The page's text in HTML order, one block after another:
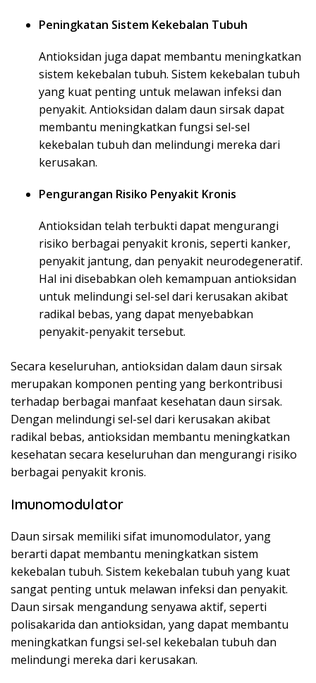
Peningkatan Sistem Kekebalan Tubuh
Antioksidan juga dapat membantu meningkatkan
sistem kekebalan tubuh. Sistem kekebalan tubuh
yang kuat penting untuk melawan infeksi dan
penyakit. Antioksidan dalam daun sirsak dapat
membantu meningkatkan fungsi sel-sel
kekebalan tubuh dan melindungi mereka dari
kerusakan.
Pengurangan Risiko Penyakit Kronis
Antioksidan telah terbukti dapat mengurangi
risiko berbagai penyakit kronis, seperti kanker,
penyakit jantung, dan penyakit neurodegeneratif.
Hal ini disebabkan oleh kemampuan antioksidan
untuk melindungi sel-sel dari kerusakan akibat
radikal bebas, yang dapat menyebabkan
penyakit-penyakit tersebut.
Secara keseluruhan, antioksidan dalam daun sirsak
merupakan komponen penting yang berkontribusi
terhadap berbagai manfaat kesehatan daun sirsak.
Dengan melindungi sel-sel dari kerusakan akibat
radikal bebas, antioksidan membantu meningkatkan
kesehatan secara keseluruhan dan mengurangi risiko
berbagai penyakit kronis.
Imunomodulator
Daun sirsak memiliki sifat imunomodulator, yang
berarti dapat membantu meningkatkan sistem
kekebalan tubuh. Sistem kekebalan tubuh yang kuat
sangat penting untuk melawan infeksi dan penyakit.
Daun sirsak mengandung senyawa aktif, seperti
polisakarida dan antioksidan, yang dapat membantu
meningkatkan fungsi sel-sel kekebalan tubuh dan
melindungi mereka dari kerusakan.